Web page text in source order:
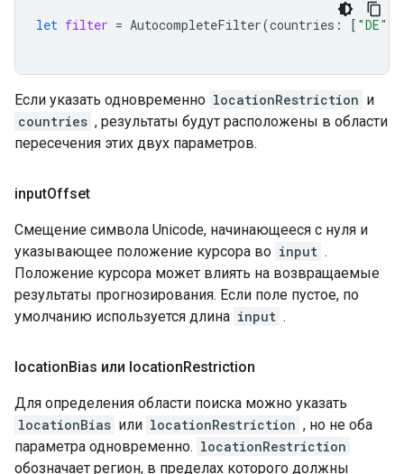
let filter = AutocompleteFilter(countries : [ "DE"
Если указать одновременно locationRestriction и
countries , результаты будут расположены в области
пересечения этих двух параметров.
inputOffset
Смещение символа Unicode, начинающееся с нуля и
указывающее положение курсора во input .
Положение курсора может влиять на возвращаемые
результаты прогнозирования. Если поле пустое, по
умолчанию используется длина input .
locationBias или locationRestriction
Для определения области поиска можно указать
locationBias или locationRestriction , но не оба
параметра одновременно. locationRestriction
обозначает регион, в пределах которого должны